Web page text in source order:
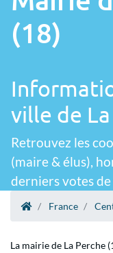
(18)
ville de
Retrouvez les
(maire & élus),
derniers votes
France
La mairie de La Perche